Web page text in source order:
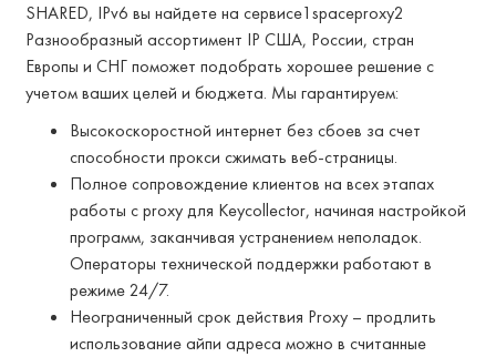
SHARED, IPv6 вы найдете на сервисе1spaceproxy2
Разнообразный ассортимент IP США, России, стран
Европы и СНГ поможет подобрать хорошее решение с
учетом ваших целей и бюджета. Мы гарантируем:
Высокоскоростной интернет без сбоев за счет
способности прокси сжимать веб-страницы.
Полное сопровождение клиентов на всех этапах
работы с proxy для Keycollector, начиная настройкой
программ, заканчивая устранением неполадок.
Операторы технической поддержки работают в
режиме 24/7.
Неограниченный срок действия Proxy – продлить
использование айпи адреса можно в считанные